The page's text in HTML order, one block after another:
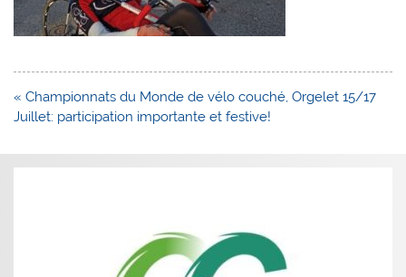
Navigation
de
« Championnats du Monde de vélo couché, Orgelet 15/17
Juillet: participation importante et festive!